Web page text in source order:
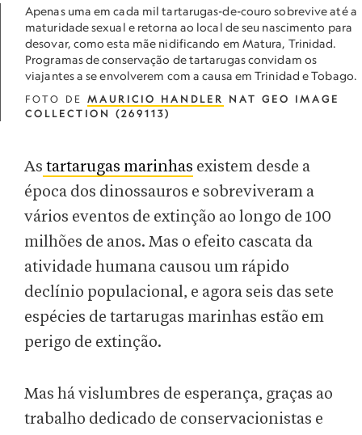
Apenas uma em cada mil tartarugas-de-couro sobrevive até a
maturidade sexual e retorna ao local de seu nascimento para
desovar, como esta mãe nidificando em Matura, Trinidad.
Programas de conservação de tartarugas convidam os
viajantes a se envolverem com a causa em Trinidad e Tobago.
FOTO DE MAURICIO HANDLER
NAT GEO IMAGE
COLLECTION (269113)
As tartarugas marinhas existem desde a
época dos dinossauros e sobreviveram a
vários eventos de extinção ao longo de 100
milhões de anos. Mas o efeito cascata da
atividade humana causou um rápido
declínio populacional, e agora seis das sete
espécies de tartarugas marinhas estão em
perigo de extinção.
Mas há vislumbres de esperança, graças ao
trabalho dedicado de conservacionistas e